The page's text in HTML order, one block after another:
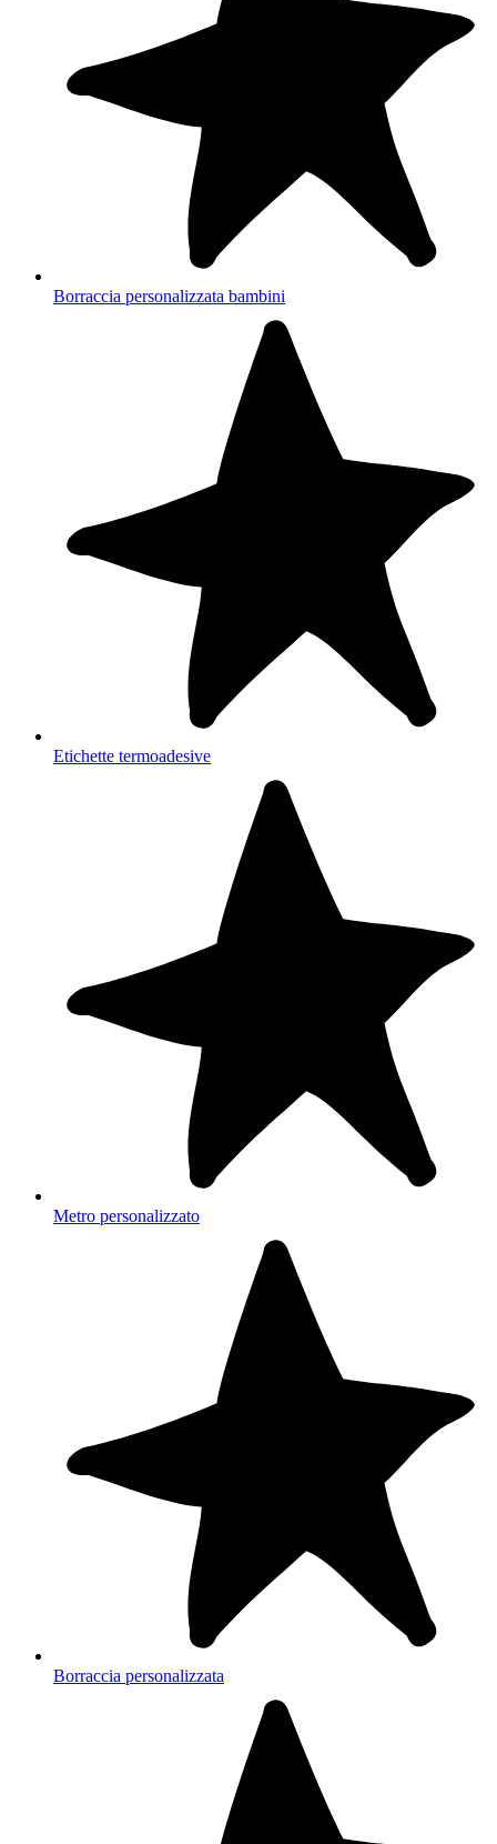
Borraccia personalizzata bambini
Etichette termoadesive
Metro personalizzato
Borraccia personalizzata